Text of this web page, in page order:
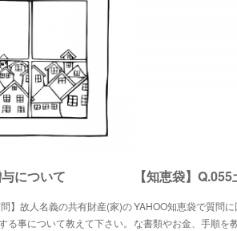
について
】故人名義の共有財産(家)の
事について教えて下さい。
【知恵袋】
YAHOO知恵袋で質問
な書類やお金、手順を